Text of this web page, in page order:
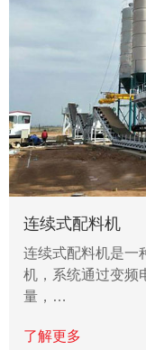
连续式配料机
连续式配料机是一
机，系统通过变频
量，…
了解更多